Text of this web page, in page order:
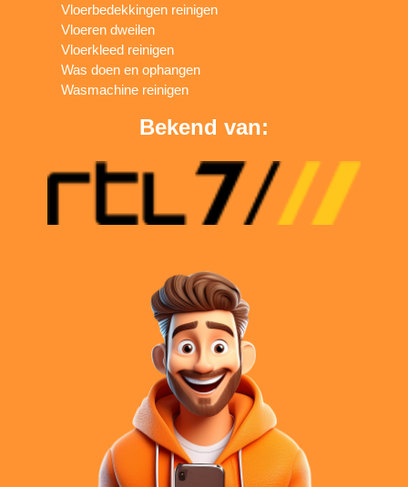
Vloerbedekkingen reinigen
Vloeren dweilen
Vloerkleed reinigen
Was doen en ophangen
Wasmachine reinigen
Bekend van: